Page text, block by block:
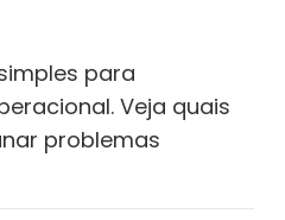
para
Veja quais
problemas